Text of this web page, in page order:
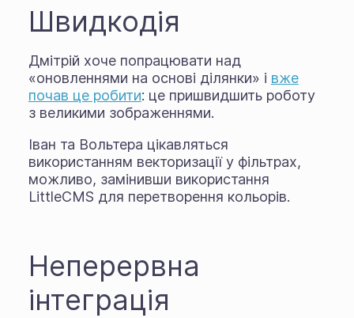
Швидкодія
Дмітрій хоче попрацювати над
«оновленнями на основі ділянки» і вже
почав це робити: це пришвидшить роботу
з великими зображеннями.
Іван та Вольтера цікавляться
використанням векторизації у фільтрах,
можливо, замінивши використання
LittleCMS для перетворення кольорів.
Неперервна
інтеграція